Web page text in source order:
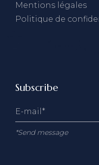
Mentions légales
Politique de
Subscribe
*Send message